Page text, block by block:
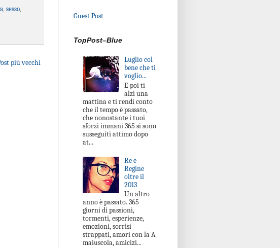
, sesso,
più vecchi
Guest Post
TopPost–Blue
Luglio col
bene che ti
voglio...
E poi ti
alzi una
mattina e ti rendi conto
che il tempo è passato,
che nonostante i tuoi
sforzi immani 365 si sono
susseguiti attimo dopo
at...
Re e
Regine
oltre il
2013
Un altro
anno è passato. 365
giorni di passioni,
tormenti, esperienze,
emozioni, sorrisi
strappati, amori con la A
maiuscola, amicizi...